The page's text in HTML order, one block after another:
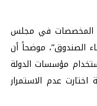
المخصصات في مجلس
الصندوق”، موضحاً أن
مؤسسات الدولة
عدم الاستمرار